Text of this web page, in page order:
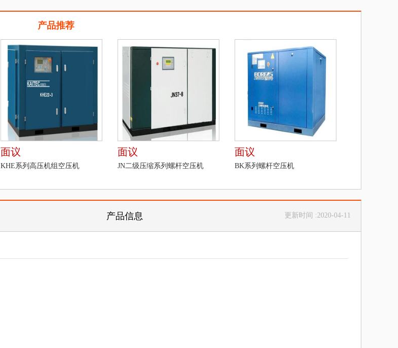
产品推荐
面议
KHE系列高压机组空压机
面议
JN二级压缩系列螺杆空压机
面议
BK系列螺杆空压机
产品信息 更新时间 :2020-04-11